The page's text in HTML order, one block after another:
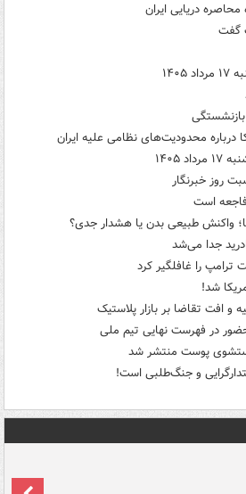
محاصره دریایی ایران
گفت
درباره محدودیت‌های نظامی علیه ایران
۱۴۰۵
روز خبرنگار
فاجعه است
واکنش طبیعی بدن یا هشدار جدی؟
جدا می‌شد
ترامپ را غافلگیر کرد
شد!
و افت تقاضا بر بازار پلاستیک
پوست منتشر شد
و جنگ‌طلبی است!